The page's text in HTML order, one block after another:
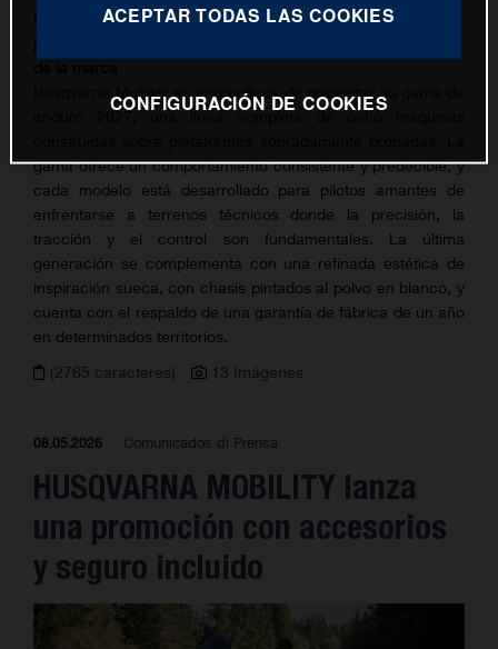
Diseñada para conquistar los terrenos por descubrir, la
Husqvarna Mobility se enorgullece de presentar su gama de
enduro 2027, una línea completa de ocho máquinas
gama ofrece un comportamiento consistente y predecible, y
cada modelo está desarrollado para pilotos amantes de
enfrentarse a terrenos técnicos donde la precisión, la
tracción y el control son fundamentales. La última
generación se complementa con una refinada estética de
inspiración sueca, con chasis pintados al polvo en blanco, y
cuenta con el respaldo de una garantía de fábrica de un año
en determinados territorios.
(2765 caracteres)
13 Imágenes
08.05.2026 Comunicados di Prensa
HUSQVARNA MOBILITY lanza
una promoción con accesorios
y seguro incluido
ACEPTAR TODAS LAS COOKIES
CONFIGURACIÓN DE COOKIES